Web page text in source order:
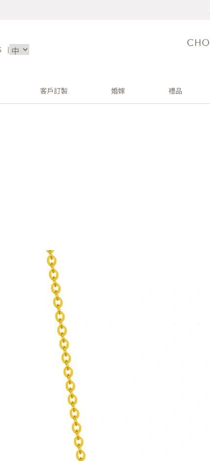
|
客戶訂製 婚嫁 禮品